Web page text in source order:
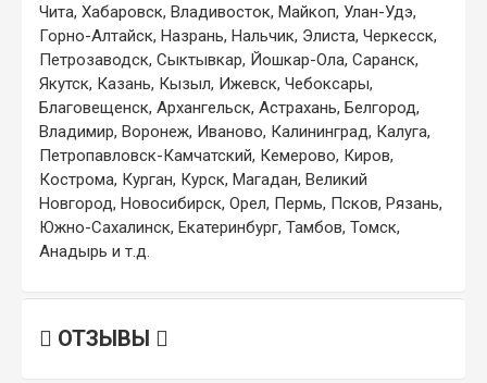
Чита, Хабаровск, Владивосток, Майкоп, Улан-Удэ,
Горно-Алтайск, Назрань, Нальчик, Элиста, Черкесск,
Петрозаводск, Сыктывкар, Йошкар-Ола, Саранск,
Якутск, Казань, Кызыл, Ижевск, Чебоксары,
Благовещенск, Архангельск, Астрахань, Белгород,
Владимир, Воронеж, Иваново, Калининград, Калуга,
Петропавловск-Камчатский, Кемерово, Киров,
Кострома, Курган, Курск, Магадан, Великий
Новгород, Новосибирск, Орел, Пермь, Псков, Рязань,
Южно-Сахалинск, Екатеринбург, Тамбов, Томск,
Анадырь и т.д.
ОТЗЫВЫ